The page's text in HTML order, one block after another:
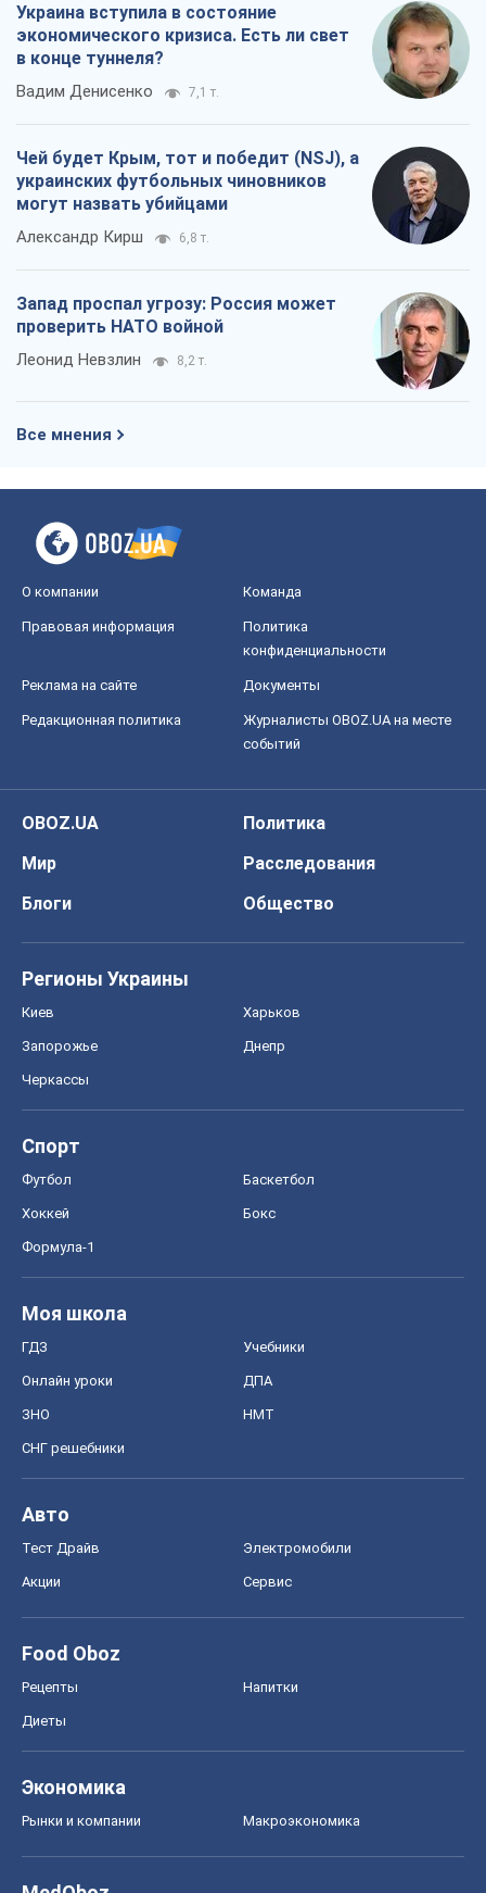
Украина вступила в состояние
экономического кризиса. Есть ли свет
в конце туннеля?
Вадим Денисенко 7,1 т.
Чей будет Крым, тот и победит (NSJ), а
украинских футбольных чиновников
могут назвать убийцами
Александр Кирш 6,8 т.
Запад проспал угрозу: Россия может
проверить НАТО войной
Леонид Невзлин 8,2 т.
Все мнения
О компании Команда
Правовая информация
Политика
конфиденциальности
Реклама на сайте Документы
Редакционная политика
Журналисты OBOZ.UA на месте
событий
OBOZ.UA
Политика
Мир
Расследования
Блоги
Общество
Регионы Украины
Киев Харьков
Запорожье Днепр
Черкассы
Спорт
Футбол Баскетбол
Хоккей Бокс
Формула-1
Моя школа
ГДЗ Учебники
Онлайн уроки ДПА
ЗНО НМТ
СНГ решебники
Авто
Тест Драйв Электромобили
Акции Сервис
Food Oboz
Рецепты Напитки
Диеты
Экономика
Рынки и компании Mакроэкономика